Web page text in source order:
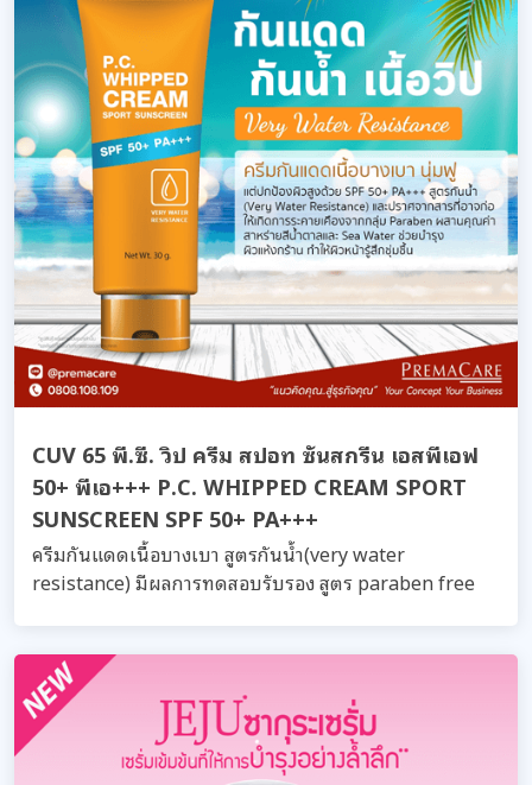
CUV 65 พี.ซี. วิป ครีม สปอท ซันสกรีน เอสพีเอฟ
50+ พีเอ+++ P.C. WHIPPED CREAM SPORT
SUNSCREEN SPF 50+ PA+++
ครีมกันแดดเนื้อบางเบา สูตรกันน้ำ(very water
resistance) มีผลการทดสอบรับรอง สูตร paraben free